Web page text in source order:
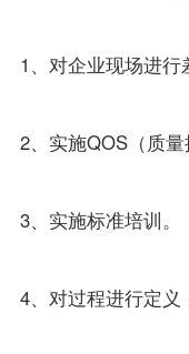
1、对企业现场进行
2、实施QOS（质量
3、实施标准培训。
4、对过程进行定义